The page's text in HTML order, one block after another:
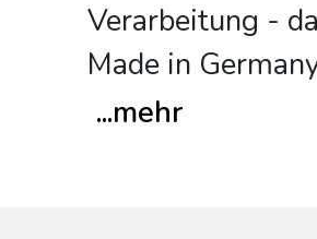
Verarbeitung -
Made in
...mehr